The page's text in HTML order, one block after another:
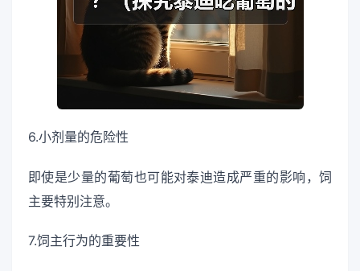
6.小剂量的危险性
即使是少量的葡萄也可能对泰迪造成严重的影响，饲
主要特别注意。
7.饲主行为的重要性